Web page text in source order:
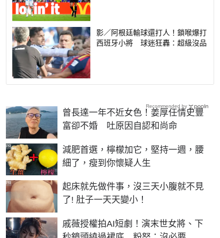
影／阿根廷輸球還打人！鎖喉爆打
西班牙小將 球迷狂轟：超級沒品
曾長達一年不近女色！姜厚任情史豐
富卻不婚 吐原因自認和尚命
減肥首選，檸檬加它，堅持一週，腰
細了，瘦到你懷疑人生
PR
起床就先做件事，沒三天小腹就不見
了! 肚子一天天變小！
PR
戚薇授權拍AI短劇！演末世女將、下
Recommended by